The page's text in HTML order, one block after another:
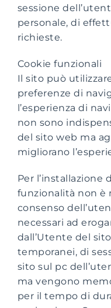
sessione
personale, di
richieste.
Cookie funzionali
Il sito può
preferenze di
l’esperienza di
non sono
del sito web ma
migliorano
Per l’installazione
funzionalità non è
consenso
necessari ad
dall’Utente del
temporanei, di
sito sul pc
ma vengono
per il tempo di